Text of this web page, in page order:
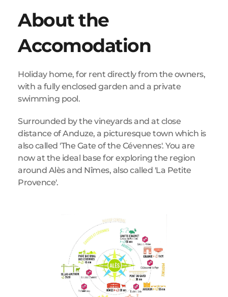
About the
Accomodation
Holiday home, for rent directly from the owners,
with a fully enclosed garden and a private
swimming pool.
Surrounded by the vineyards and at close
distance of Anduze, a picturesque town which is
also called 'The Gate of the Cévennes'. You are
now at the ideal base for exploring the region
around Alès and Nîmes, also called 'La Petite
Provence'.